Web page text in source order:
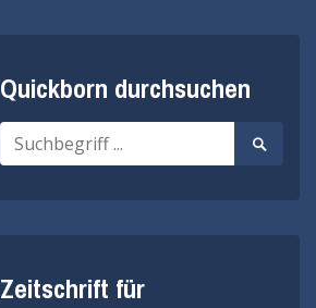
Quickborn durchsuchen
Suche
nach:
Suche
starten
Zeitschrift für